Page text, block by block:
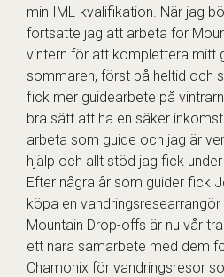
min IML-kvalifikation. När jag
fortsatte jag att arbeta för
vintern för att komplettera mitt
sommaren, först på heltid och
fick mer guidearbete på
bra sätt att ha en säker
arbeta som guide och jag är
hjälp och allt stöd jag fick
Efter några år som guider fick
köpa en
Mountain Drop-offs är nu vår
ett nära samarbete med dem
Chamonix för vandringsresor